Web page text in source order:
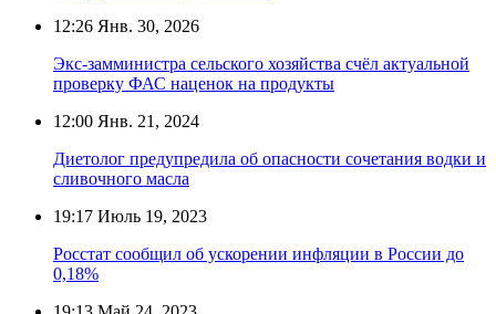
12:26 Янв. 30, 2026
Экс-замминистра сельского хозяйства счёл актуальной
проверку ФАС наценок на продукты
12:00 Янв. 21, 2024
Диетолог предупредила об опасности сочетания водки и
сливочного масла
19:17 Июль 19, 2023
Росстат сообщил об ускорении инфляции в России до
0,18%